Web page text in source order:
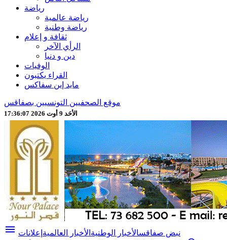
رياضة
رياضة عالمية
رياضة وطنية
ثقافة و إعلام
الرأي الآخر
دين و دنيا
الوفيات
القراء يكتبون
مايد إين سفاكس
موقع الصحفيين التونسيين بصفاقس
الأحَد 9 أوت 2026 17:36:09
menu نبض صفاقسالأخبار الوطنية الأخبار العالمية إعلانات